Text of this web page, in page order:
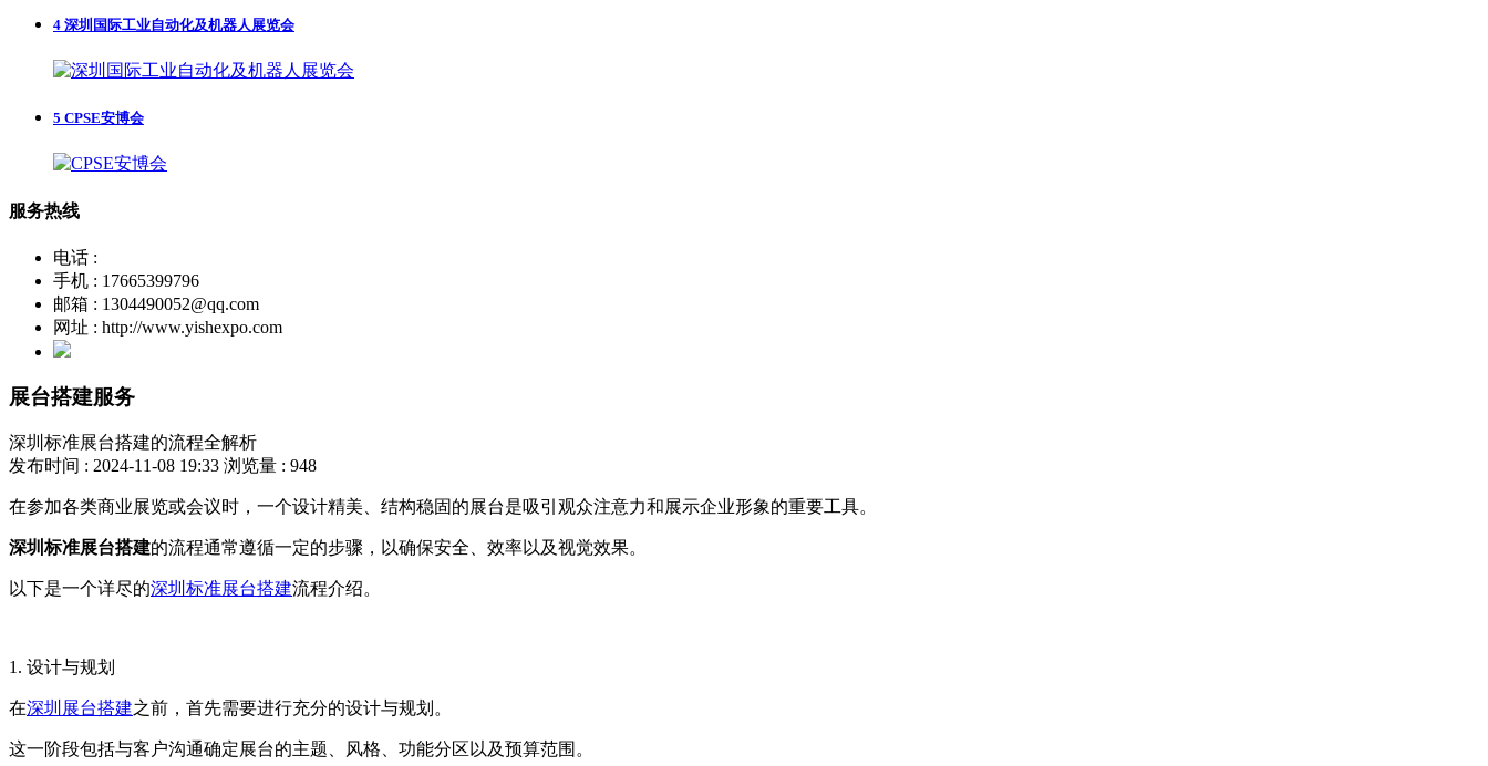
4 深圳国际工业自动化及机器人展览会
5 CPSE安博会
服务热线
电话 :
手机 : 17665399796
邮箱 : 1304490052@qq.com
网址 : http://www.yishexpo.com
展台搭建服务
深圳标准展台搭建的流程全解析
发布时间 : 2024-11-08 19:33 浏览量 : 948
在参加各类商业展览或会议时，一个设计精美、结构稳固的展台是吸引观众注意力和展示企业形象的重要工具。
深圳标准展台搭建的流程通常遵循一定的步骤，以确保安全、效率以及视觉效果。
以下是一个详尽的深圳标准展台搭建流程介绍。
1. 设计与规划
在深圳展台搭建之前，首先需要进行充分的设计与规划。
这一阶段包括与客户沟通确定展台的主题、风格、功能分区以及预算范围。